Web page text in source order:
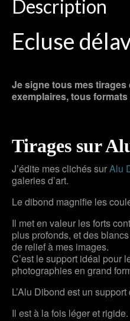
Description
Ecluse
Je signe tous mes
exemplaires, tous
Tirages sur
J’édite mes clichés surAlu
galeries d’art.
Le dibond magnifie les
Il met en valeur les forts
plus profonds, et des
de relief à mes images.
C’est le support idéal pour
photographies en grand
L’Alu Dibond est un
Il est à la fois léger et rigide.